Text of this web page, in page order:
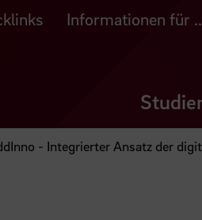
Informationen für
- Integrierter Ansatz der